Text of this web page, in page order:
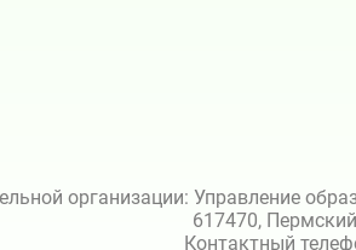
организации: Управление
617470,
Контактный